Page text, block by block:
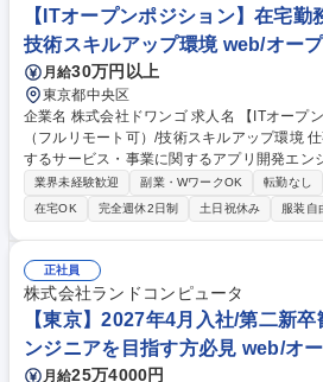
【ITオープンポジション】在宅
技術スキルアップ環境 web/オー
月給30万円以上
東京都中央区
企業名 株式会社ドワンゴ 求人名 【ITオープンポジション】在宅勤務可
（フルリモート可）/技術スキルアップ環境 仕事の内容 ■ドワンゴが運営
するサービス・事業に関するアプリ開発エン
ンゴに関心をお持ちいただいているものの、
ぜひこちらからご応募ください。 【ポジション例】■「ニコニコ」サービ
スや角川ドワンゴ学園が運営するオンライン
ワン学習におけるAndroid/iOS向けネイティ
コ」サービスや「N高等学校・S高等学校」の
ためのWebアプリやシステム開発・運用等 ■
「Sheeta」やチャンネル会員限定コンテン
ンネルプラス」のアーキテクト 募集職種 【ITオープンポジション】在宅
勤務可（フルリモート可）/技術スキルアップ
業界未経験歓迎 副業・WワークOK 転勤なし
在宅OK
完全週休2日制 土日祝休み 服装自
正社員
株式会社ランドコンピュータ
【東京】2027年4月入社/第二新
ンジニアを目指す方必見 web/オ
月給25万4000円